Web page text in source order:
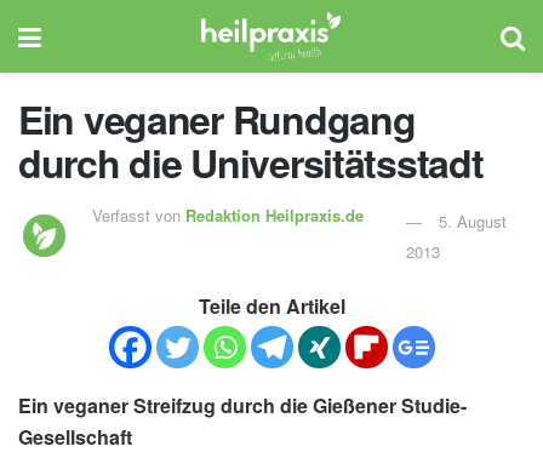
Ein veganer Rundgang
durch die Universitätsstadt
Verfasst von Redaktion Heilpraxis.de
5. August
2013
Teile den Artikel
Ein veganer Streifzug durch die Gießener Studie-
Gesellschaft